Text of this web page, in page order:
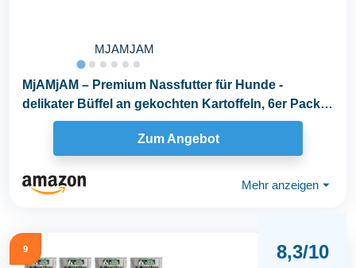
MJAMJAM
MjAMjAM – Premium Nassfutter für Hunde -
delikater Büffel an gekochten Kartoffeln, 6er Pack
Zum Angebot
Mehr anzeigen ⏷
9 8,3/10